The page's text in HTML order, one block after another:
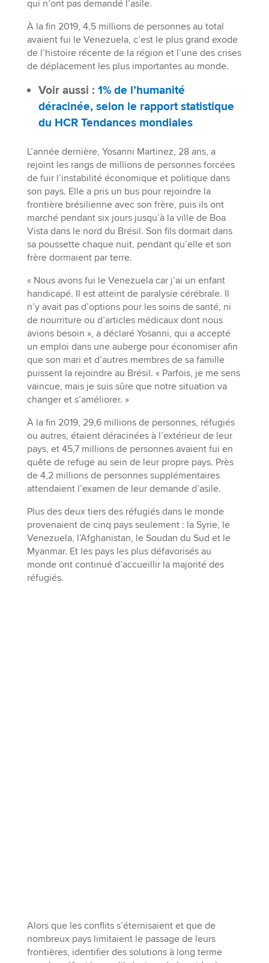
qui n’ont pas demandé l’asile.
À la fin 2019, 4,5 millions de personnes au total
avaient fui le Venezuela, c’est le plus grand exode
de l’histoire récente de la région et l’une des crises
de déplacement les plus importantes au monde.
Voir aussi : 1% de l’humanité
déracinée, selon le rapport statistique
du HCR Tendances mondiales
L’année dernière, Yosanni Martinez, 28 ans, a
rejoint les rangs de millions de personnes forcées
de fuir l’instabilité économique et politique dans
son pays. Elle a pris un bus pour rejoindre la
frontière brésilienne avec son frère, puis ils ont
marché pendant six jours jusqu’à la ville de Boa
Vista dans le nord du Brésil. Son fils dormait dans
sa poussette chaque nuit, pendant qu’elle et son
frère dormaient par terre.
« Nous avons fui le Venezuela car j’ai un enfant
handicapé. Il est atteint de paralysie cérébrale. Il
n’y avait pas d’options pour les soins de santé, ni
de nourriture ou d’articles médicaux dont nous
avions besoin », a déclaré Yosanni, qui a accepté
un emploi dans une auberge pour économiser afin
que son mari et d’autres membres de sa famille
puissent la rejoindre au Brésil. « Parfois, je me sens
vaincue, mais je suis sûre que notre situation va
changer et s’améliorer. »
À la fin 2019, 29,6 millions de personnes, réfugiés
ou autres, étaient déracinées à l’extérieur de leur
pays, et 45,7 millions de personnes avaient fui en
quête de refuge au sein de leur propre pays. Près
de 4,2 millions de personnes supplémentaires
attendaient l’examen de leur demande d’asile.
Plus des deux tiers des réfugiés dans le monde
provenaient de cinq pays seulement : la Syrie, le
Venezuela, l’Afghanistan, le Soudan du Sud et le
Myanmar. Et les pays les plus défavorisés au
monde ont continué d’accueillir la majorité des
réfugiés.
Alors que les conflits s’éternisaient et que de
nombreux pays limitaient le passage de leurs
frontières, identifier des solutions à long terme